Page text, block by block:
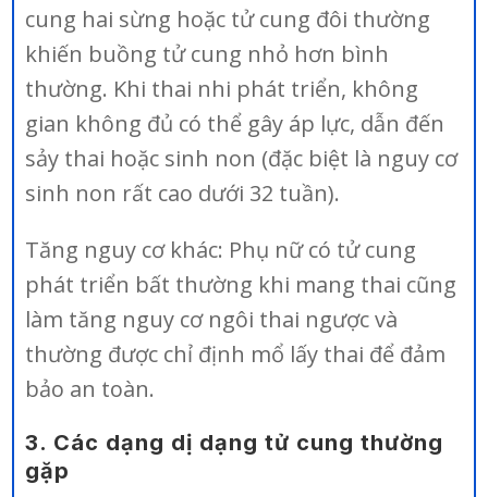
cung hai sừng hoặc tử cung đôi thường
khiến buồng tử cung nhỏ hơn bình
thường. Khi thai nhi phát triển, không
gian không đủ có thể gây áp lực, dẫn đến
sảy thai hoặc sinh non (đặc biệt là nguy cơ
sinh non rất cao dưới 32 tuần).
Tăng nguy cơ khác: Phụ nữ có tử cung
phát triển bất thường khi mang thai cũng
làm tăng nguy cơ ngôi thai ngược và
thường được chỉ định mổ lấy thai để đảm
bảo an toàn.
3. Các dạng dị dạng tử cung thường
gặp